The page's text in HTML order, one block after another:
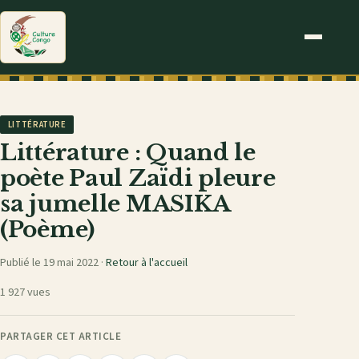
LITTÉRATURE
Littérature : Quand le
poète Paul Zaïdi pleure
sa jumelle MASIKA
(Poème)
Publié le 19 mai 2022 · Retour à l'accueil
1 927 vues
PARTAGER CET ARTICLE